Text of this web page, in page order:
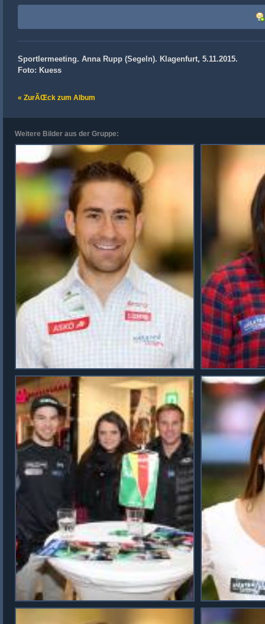
Sportlermeeting. Anna Rupp (Segeln). Klagenfurt, 5.11.2015.
Foto: Kuess
« ZurÃŒck zum Album
Weitere Bilder aus der Gruppe: